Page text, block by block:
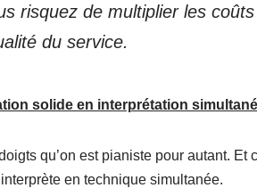
risquez de multiplier les
du service.
solide en interprétation
qu’on est pianiste pour autant. Et
en technique simultanée.